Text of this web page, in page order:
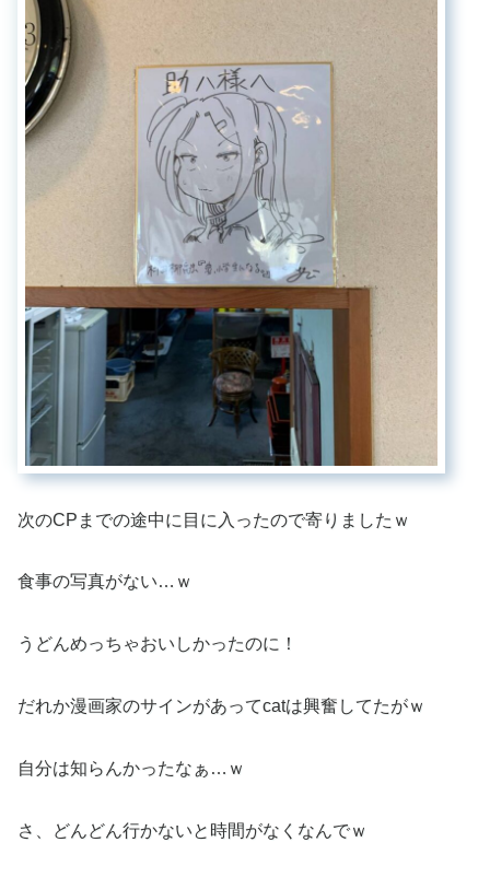
次のCPまでの途中に目に入ったので寄りましたｗ
食事の写真がない…ｗ
うどんめっちゃおいしかったのに！
だれか漫画家のサインがあってcatは興奮してたがｗ
自分は知らんかったなぁ…ｗ
さ、どんどん行かないと時間がなくなんでｗ